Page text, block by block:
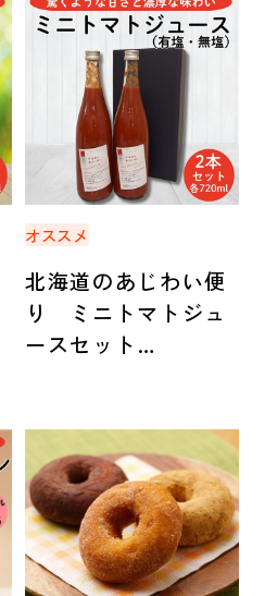
オススメ
北海道のあじわい便
り ミニトマトジュ
ースセット